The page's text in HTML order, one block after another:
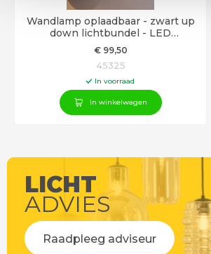
Wandlamp oplaadbaar - zwart up
down lichtbundel - LED
geïntegreered - dimbaar
€99,50
45325
In voorraad
In winkelwagen
LICHT
ADVIES
Raadpleeg adviseur